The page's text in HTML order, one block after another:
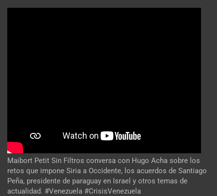
Maibort Petit Sin Filtros conversa con Hugo Acha sobre los
retos que impone Siria a Occidente, los acuerdos de Santiago
Peña, presidente de paraguay en Israel y otros temas de
actualidad. #Venezuela #CrisisVenezuela